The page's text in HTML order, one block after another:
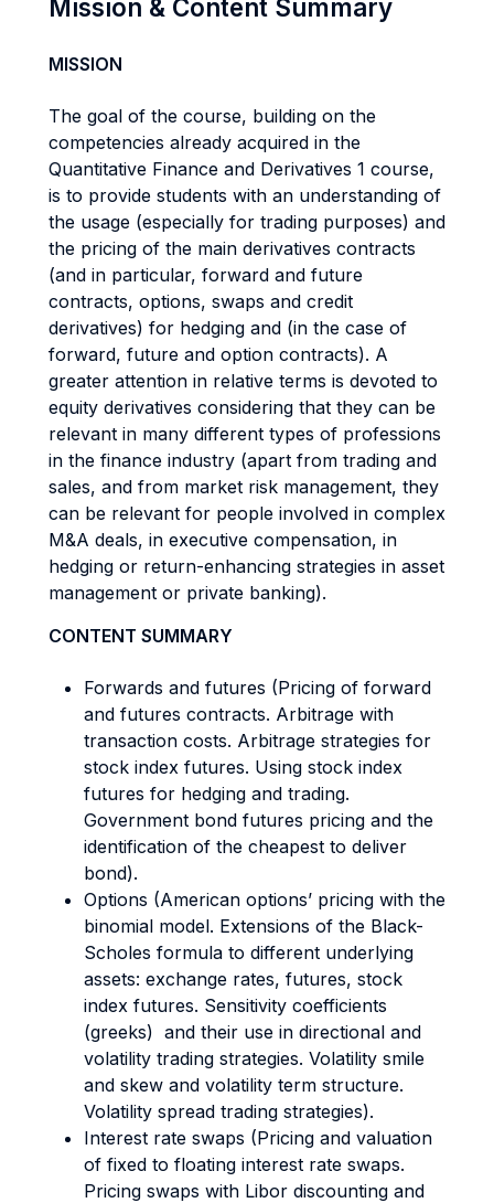
Mission & Content Summary
MISSION
The goal of the course, building on the
competencies already acquired in the
Quantitative Finance and Derivatives 1 course,
is to provide students with an understanding of
the usage (especially for trading purposes) and
the pricing of the main derivatives contracts
(and in particular, forward and future
contracts, options, swaps and credit
derivatives) for hedging and (in the case of
forward, future and option contracts). A
greater attention in relative terms is devoted to
equity derivatives considering that they can be
relevant in many different types of professions
in the finance industry (apart from trading and
sales, and from market risk management, they
can be relevant for people involved in complex
M&A deals, in executive compensation, in
hedging or return-enhancing strategies in asset
management or private banking).
CONTENT SUMMARY
Forwards and futures (Pricing of forward
and futures contracts. Arbitrage with
transaction costs. Arbitrage strategies for
stock index futures. Using stock index
futures for hedging and trading.
Government bond futures pricing and the
identification of the cheapest to deliver
bond).
Options (American options’ pricing with the
binomial model. Extensions of the Black-
Scholes formula to different underlying
assets: exchange rates, futures, stock
index futures. Sensitivity coefficients
(greeks) and their use in directional and
volatility trading strategies. Volatility smile
and skew and volatility term structure.
Volatility spread trading strategies).
Interest rate swaps (Pricing and valuation
of fixed to floating interest rate swaps.
Pricing swaps with Libor discounting and